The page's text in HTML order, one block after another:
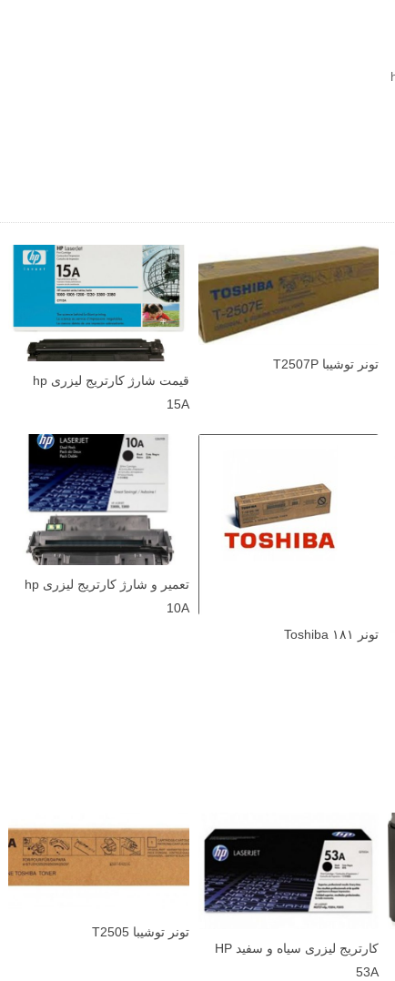
قیمت شارژ کارتریج لیزری hp
15A
تونر توشیبا T2507P
تعمیر و شارژ کارتریج لیزری hp
10A
تونر ۱۸۱ Toshiba
تونر توشیبا T2505
کارتریج لیزری سیاه و سفید HP
53A